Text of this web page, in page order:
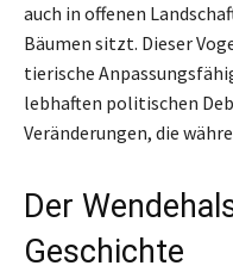
auch in offenen
Bäumen sitzt. Dieser
tierische
lebhaften politischen
Veränderungen, die
Der
Geschichte